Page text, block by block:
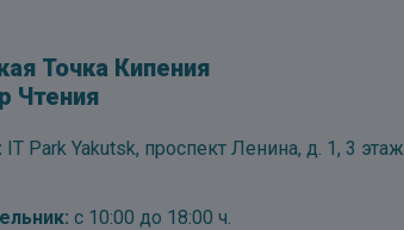
Точка Кипения
Чтения
IT Park Yakutsk, проспект Ленина, д. 1, 3 этаж
с 10:00 до 18:00 ч.